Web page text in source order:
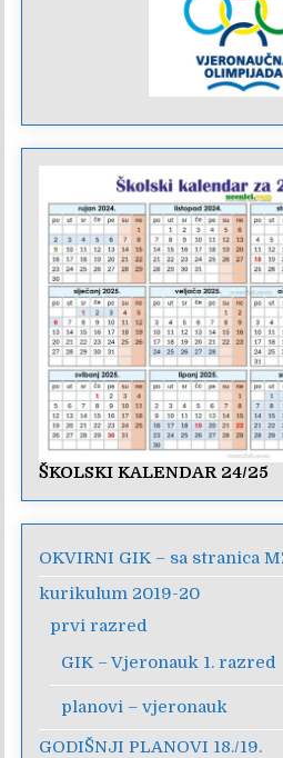
ŠKOLSKI KALENDAR 24/25
OKVIRNI GIK – sa stranica
kurikulum 2019-20
prvi razred
GIK – Vjeronauk 1. razred
planovi – vjeronauk
GODIŠNJI PLANOVI 18./19.